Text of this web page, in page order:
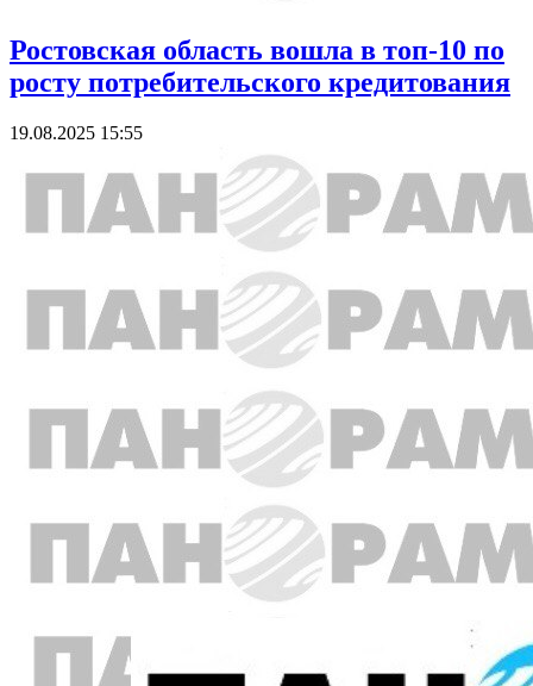
Ростовская область вошла в топ-10 по
росту потребительского кредитования
19.08.2025 15:55